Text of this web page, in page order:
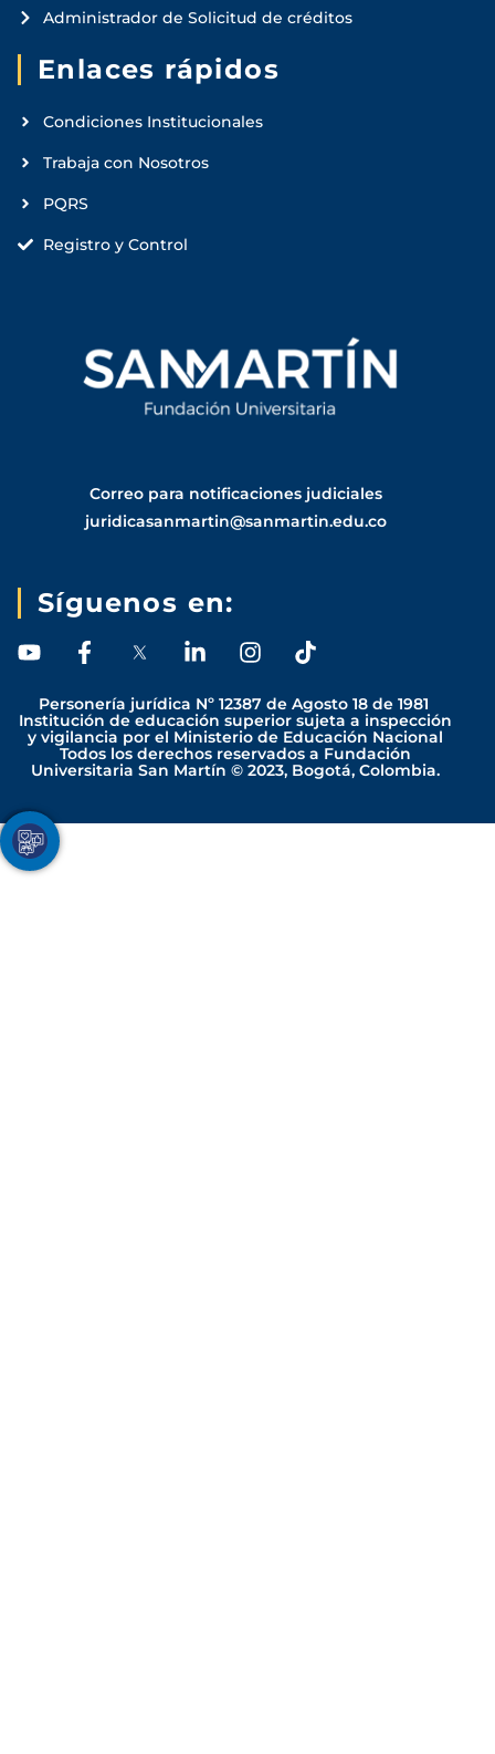
Administrador de Solicitud de créditos
Enlaces rápidos
Condiciones Institucionales
Trabaja con Nosotros
PQRS
Registro y Control
Correo para notificaciones judiciales
juridicasanmartin@sanmartin.edu.co
Síguenos en:
Y
u
t
u
b
F
c
e
b
o
L
n
k
e
d
I
s
t
a
g
T
k
t
o
k
Personería jurídica Nº 12387 de Agosto 18 de 1981
Institución de educación superior sujeta a inspección
y vigilancia por el Ministerio de Educación Nacional
Todos los derechos reservados a Fundación
Universitaria San Martín © 2023, Bogotá, Colombia.
Youtube
Facebook
Twitter
TikTok
Instagram